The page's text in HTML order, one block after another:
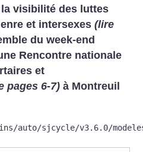
la visibilité des luttes
et intersexes(lire
du week-end
Rencontre nationale
et
pages 6-7) à Montreuil
auto/sjcycle/v3.6.0/